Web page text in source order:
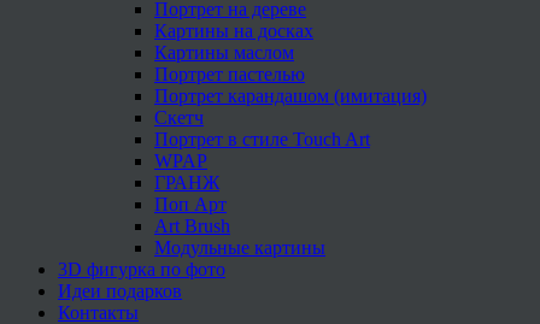
Портрет на дереве
Картины на досках
Картины маслом
Портрет пастелью
Портрет карандашом (имитация)
Скетч
Портрет в стиле Touch Art
WPAP
ГРАНЖ
Поп Арт
Art Brush
Модульные картины
3D фигурка по фото
Идеи подарков
Контакты